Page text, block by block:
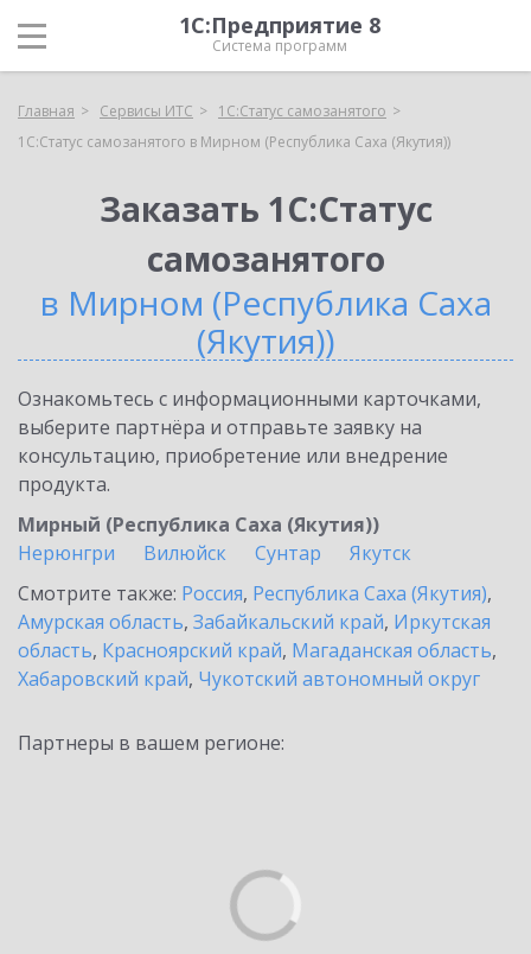
1С:Предприятие 8
Система программ
Главная Сервисы ИТС
1С:Статус самозанятого
1С:Статус самозанятого в Мирном (Республика Саха (Якутия))
Заказать 1С:Статус
самозанятого
в Мирном (Республика Саха
(Якутия))
Ознакомьтесь с информационными карточками,
выберите партнёра и отправьте заявку на
консультацию, приобретение или внедрение
продукта.
Мирный (Республика Саха (Якутия))
Нерюнгри
Вилюйск Сунтар
Якутск
Смотрите также: Россия, Республика Саха (Якутия),
Амурская область, Забайкальский край, Иркутская
область, Красноярский край, Магаданская область,
Хабаровский край, Чукотский автономный округ
Партнеры в вашем регионе: